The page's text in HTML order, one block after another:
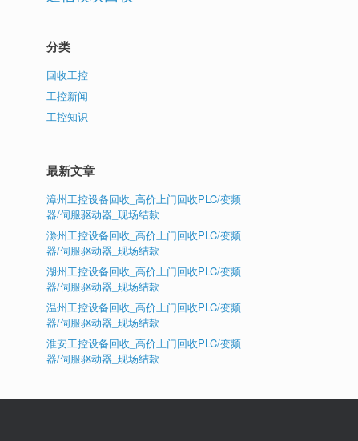
分类
回收工控
工控新闻
工控知识
最新文章
漳州工控设备回收_高价上门回收PLC/变频
器/伺服驱动器_现场结款
滁州工控设备回收_高价上门回收PLC/变频
器/伺服驱动器_现场结款
湖州工控设备回收_高价上门回收PLC/变频
器/伺服驱动器_现场结款
温州工控设备回收_高价上门回收PLC/变频
器/伺服驱动器_现场结款
淮安工控设备回收_高价上门回收PLC/变频
器/伺服驱动器_现场结款